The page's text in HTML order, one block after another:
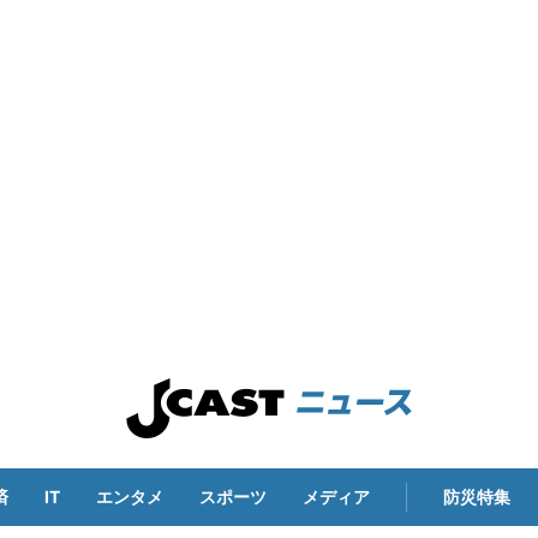
IT エンタメ スポーツ メディア 防災特集